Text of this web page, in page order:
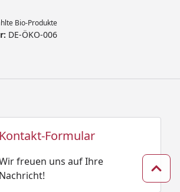
Bio-Produkte
DE-ÖKO-006
Kontakt-Formular
freuen uns auf Ihre
Nachricht!